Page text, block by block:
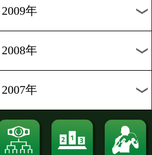
2018年
2017年
2016年